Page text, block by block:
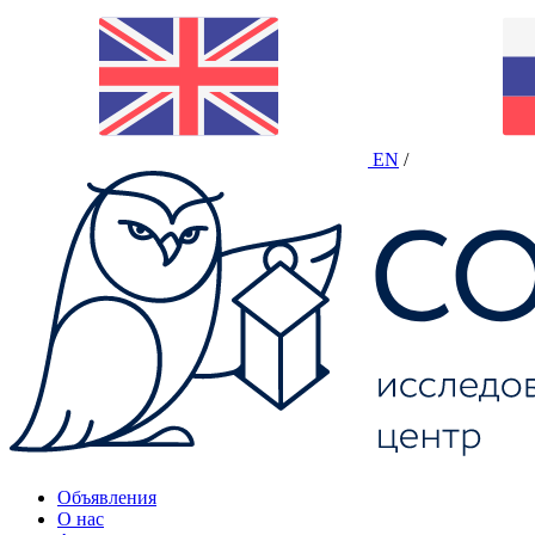
EN /
Объявления
О нас